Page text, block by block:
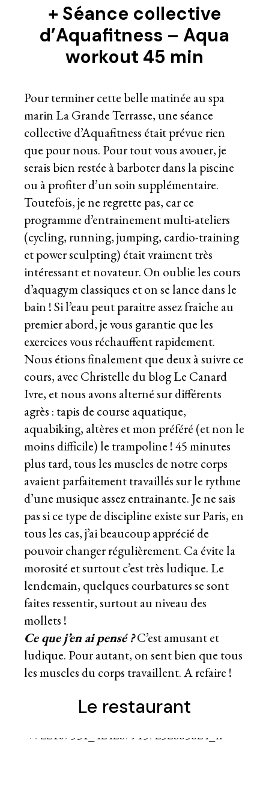
+ Séance collective
d’Aquafitness – Aqua
workout 45 min
Pour terminer cette belle matinée au spa
marin La Grande Terrasse, une séance
collective d’Aquafitness était prévue rien
que pour nous. Pour tout vous avouer, je
serais bien restée à barboter dans la piscine
ou à profiter d’un soin supplémentaire.
Toutefois, je ne regrette pas, car ce
programme d’entrainement multi-ateliers
(cycling, running, jumping, cardio-training
et power sculpting) était vraiment très
intéressant et novateur. On oublie les cours
d’aquagym classiques et on se lance dans le
bain ! Si l’eau peut paraitre assez fraiche au
premier abord, je vous garantie que les
exercices vous réchauffent rapidement.
Nous étions finalement que deux à suivre ce
cours, avecChristelle du blog Le Canard
Ivre, et nous avons alterné sur différents
agrès : tapis de course aquatique,
aquabiking, altères et mon préféré (et non le
moins difficile) le trampoline ! 45 minutes
plus tard, tous les muscles de notre corps
avaient parfaitement travaillés sur le rythme
d’une musique assez entrainante. Je ne sais
pas si ce type de discipline existe sur Paris, en
tous les cas, j’ai beaucoup apprécié de
pouvoir changer régulièrement. Ca évite la
morosité et surtout c’est très ludique. Le
lendemain, quelques courbatures se sont
faites ressentir, surtout au niveau des
mollets !
Ce que j’en ai pensé ?C’est amusant et
ludique. Pour autant, on sent bien que tous
les muscles du corps travaillent. A refaire !
Le restaurant